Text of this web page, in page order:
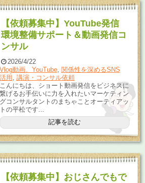
【依頼募集中】YouTube発信
環境整備サポート＆動画発信コ
ンサル
2026/4/22
Vlog動画、YouTube, 関係性を深めるSNS
活用 講演・コンサル依頼
こんにちは、ショート動画発信をビジネスに
繋げるお手伝いに力を入れたいマーケティン
グコンサルタントのまちゃことオーティアッ
トの平松です...
記事を読む
【依頼募集中】おじさんでもで